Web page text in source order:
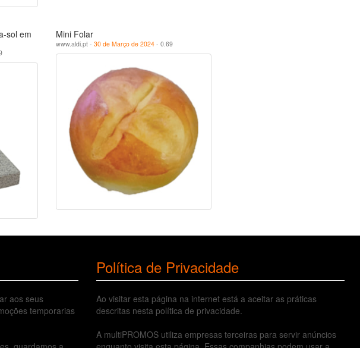
sol em Mini Folar
www.aldi.pt - 30 de Março de 2024- 0.69
aos seus
temporarias
Política de Privacidade
Ao visitar esta página na internet está a aceitar as práticas
descritas nesta política de privacidade.
A multiPROMOS utiliza empresas terceiras para servir anúncios